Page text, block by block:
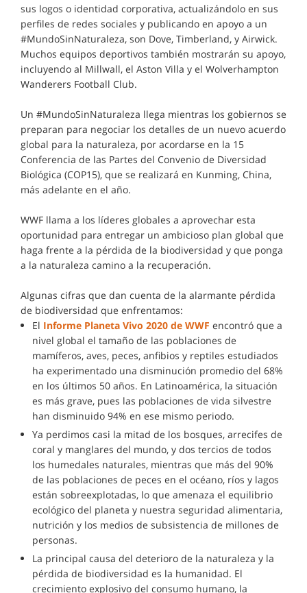
sus logos o identidad corporativa, actualizándolo en sus
perfiles de redes sociales y publicando en apoyo a un
#MundoSinNaturaleza, son Dove, Timberland, y Airwick.
Muchos equipos deportivos también mostrarán su apoyo,
incluyendo al Millwall, el Aston Villa y el Wolverhampton
Wanderers Football Club.
Un #MundoSinNaturaleza llega mientras los gobiernos se
preparan para negociar los detalles de un nuevo acuerdo
global para la naturaleza, por acordarse en la 15
Conferencia de las Partes del Convenio de Diversidad
Biológica (COP15), que se realizará en Kunming, China,
más adelante en el año.
WWF llama a los líderes globales a aprovechar esta
oportunidad para entregar un ambicioso plan global que
haga frente a la pérdida de la biodiversidad y que ponga
a la naturaleza camino a la recuperación.
Algunas cifras que dan cuenta de la alarmante pérdida
de biodiversidad que enfrentamos:
El Informe Planeta Vivo 2020 de WWF encontró que a
nivel global el tamaño de las poblaciones de
mamíferos, aves, peces, anfibios y reptiles estudiados
ha experimentado una disminución promedio del 68%
en los últimos 50 años. En Latinoamérica, la situación
es más grave, pues las poblaciones de vida silvestre
han disminuido 94% en ese mismo periodo.
Ya perdimos casi la mitad de los bosques, arrecifes de
coral y manglares del mundo, y dos tercios de todos
los humedales naturales, mientras que más del 90%
de las poblaciones de peces en el océano, ríos y lagos
están sobreexplotadas, lo que amenaza el equilibrio
ecológico del planeta y nuestra seguridad alimentaria,
nutrición y los medios de subsistencia de millones de
personas.
La principal causa del deterioro de la naturaleza y la
pérdida de biodiversidad es la humanidad. El
crecimiento explosivo del consumo humano, la